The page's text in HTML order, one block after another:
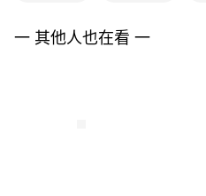
５．嚴禁一人註冊多個帳號或使用他人
一 其他人也在看 一